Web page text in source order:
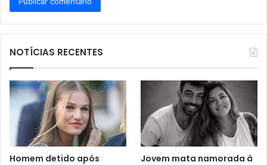
NOTÍCIAS RECENTES
Homem detido após
Jovem mata namorada à